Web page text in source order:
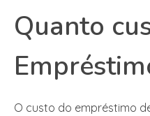
Quanto
O custo do empréstimo